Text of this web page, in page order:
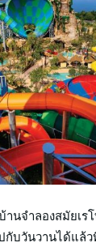
นจำลองสมัยเร
บวันวานได้แล้